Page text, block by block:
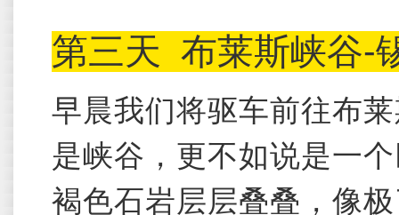
第三天 布莱斯峡谷-
早晨我们将驱车前往布
是峡谷，更不如说是一
褐色石岩层层叠叠，像